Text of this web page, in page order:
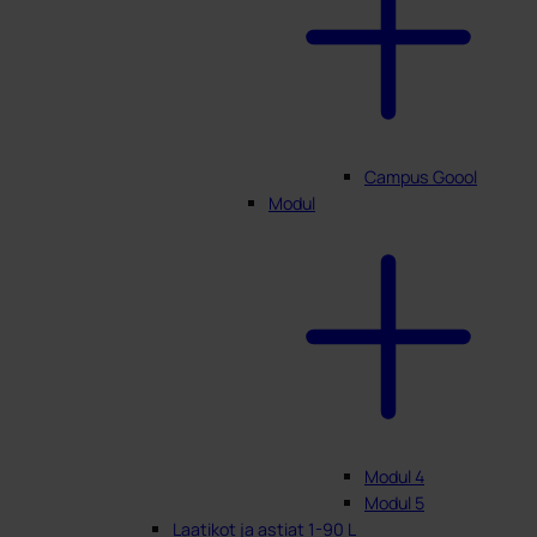
Campus Goool
Modul
Modul 4
Modul 5
Laatikot ja astiat 1-90 L